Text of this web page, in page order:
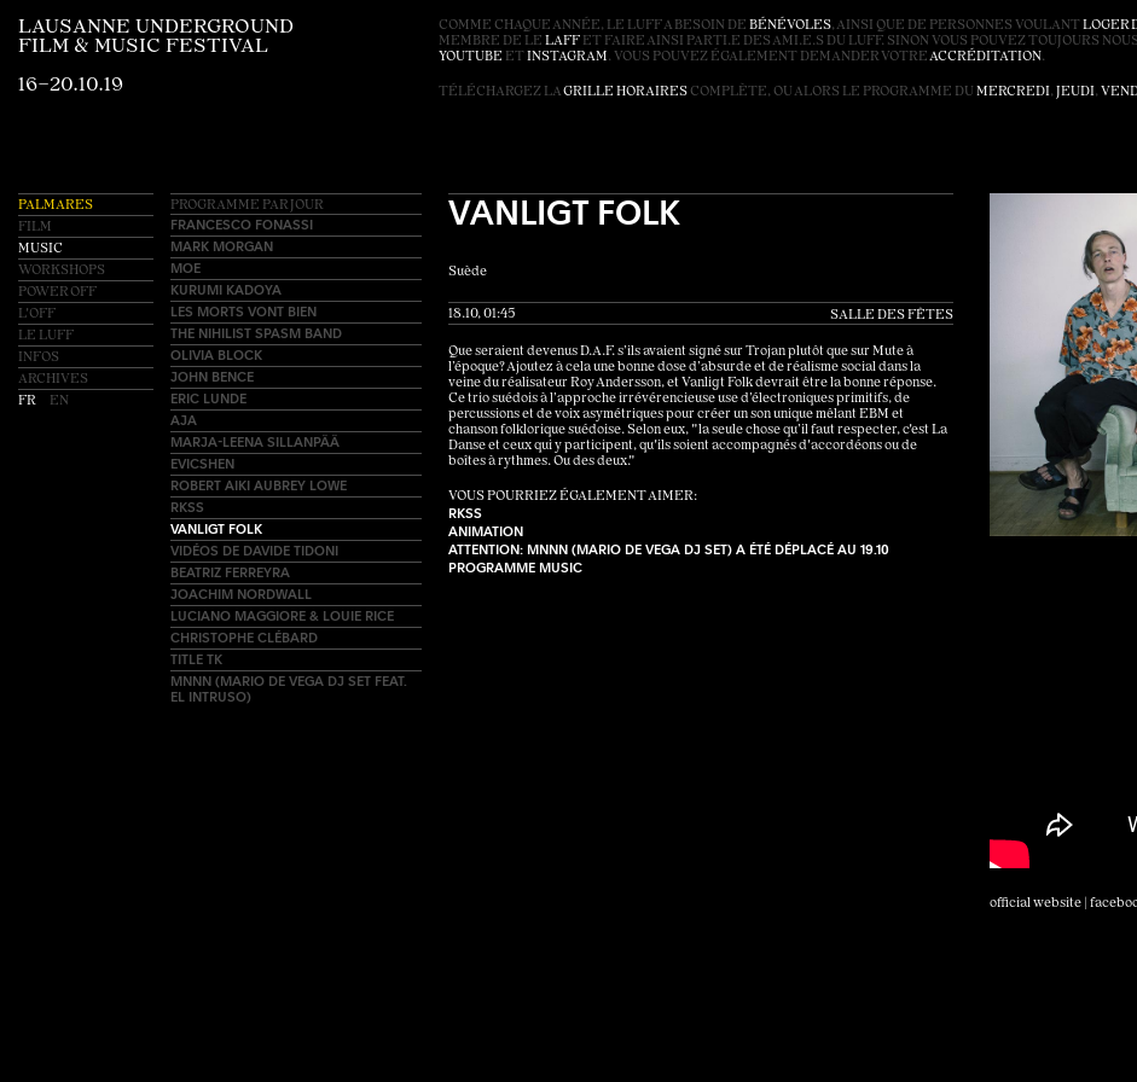
LAUSANNE UNDERGROUND
FILM & MUSIC FESTIVAL
16–20.10.19
PALMARES
FILM
MUSIC
WORKSHOPS
POWER OFF
L'OFF
LE LUFF
INFOS
ARCHIVES
FR
EN
COMME CHAQUE ANNÉE, LE LUFF A BESOIN DE BÉNÉVOLES, AINSI QUE DE PERSONNES VOULANT LOGER
MEMBRE DE LE LAFFET FAIRE AINSI PARTI.E DES AMI.E.S DU LUFF. SINON VOUS POUVEZ TOUJOURS
YOUTUBE ET INSTAGRAM. VOUS POUVEZ ÉGALEMENT DEMANDER VOTREACCRÉDITATION.
TÉLÉCHARGEZ LAGRILLE HORAIRESCOMPLÈTE, OU ALORS LE PROGRAMME DU MERCREDI, JEUDI,
PROGRAMME PAR JOUR
FRANCESCO FONASSI
MARK MORGAN
MOE
KURUMI KADOYA
LES MORTS VONT BIEN
THE NIHILIST SPASM BAND
OLIVIA BLOCK
JOHN BENCE
ERIC LUNDE
AJA
MARJA-LEENA SILLANPÄÄ
EVICSHEN
ROBERT AIKI AUBREY LOWE
RKSS
VANLIGT FOLK
VIDÉOS DE DAVIDE TIDONI
BEATRIZ FERREYRA
JOACHIM NORDWALL
LUCIANO MAGGIORE & LOUIE RICE
CHRISTOPHE CLÉBARD
TITLE TK
MNNN (MARIO DE VEGA DJ SET FEAT.
EL INTRUSO)
VANLIGT FOLK
Suède
18.10, 01:45 SALLE DES FÊTES
Que seraient devenus D.A.F. s’ils avaient signé sur Trojan plutôt que sur Mute à
l’époque? Ajoutez à cela une bonne dose d’absurde et de réalisme social dans la
veine du réalisateur Roy Andersson, et Vanligt Folk devrait être la bonne réponse.
Ce trio suédois à l’approche irrévérencieuse use d’électroniques primitifs, de
percussions et de voix asymétriques pour créer un son unique mêlant EBM et
chanson folklorique suédoise. Selon eux, "la seule chose qu’il faut respecter, c'est La
Danse et ceux qui y participent, qu'ils soient accompagnés d'accordéons ou de
boîtes à rythmes. Ou des deux."
VOUS POURRIEZ ÉGALEMENT AIMER:
RKSS
ANIMATION
ATTENTION: MNNN (MARIO DE VEGA DJ SET) A ÉTÉ DÉPLACÉ AU 19.10
PROGRAMME MUSIC
official website